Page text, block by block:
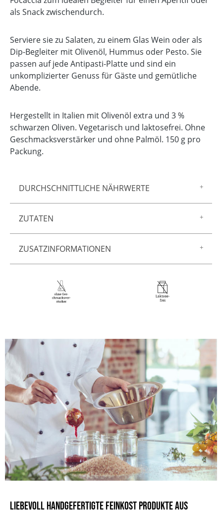
DURCHSCHNITTLICHE NÄHRWERTE
Fett 12,40 g
davon gesättigte Fettsäuren 1,70 g
Kohlenhydrate 67,00 g
ZUTATEN
Sonnenblumenöl, schwarze Oliven 3%, natives
Olivenöl extra, Salz, Bierhefe, WEIZENMALZ,
ZUSATZINFORMATIONEN
Herkunftsland
Spurenhinweis für Allergiker
Laux GmbH
Europa-Allee, 29
54343 Föhren
Deutschland
GebindeTüte
Verkehrsbezeichnung
SALZGEBÄCK MIT SCHWARZEN OLIVEN
4260102925335
Vegetarisch
Ohne Knoblauch
Sojafrei
Ohne Geschmacksverstärker
Mit natürlicher Süße
Laktosefrei
als Snack zwischendurch.
Serviere sie zu Salaten, zu einem Glas Wein oder als
Dip-Begleiter mit Olivenöl, Hummus oder Pesto. Sie
passen auf jede Antipasti-Platte und sind ein
unkomplizierter Genuss für Gäste und gemütliche
Abende.
Hergestellt in Italien mit Olivenöl extra und 3 %
schwarzen Oliven. Vegetarisch und laktosefrei. Ohne
Geschmacksverstärker und ohne Palmöl. 150 g pro
Packung.
Liebevoll handgefertigte Feinkost Produkte aus